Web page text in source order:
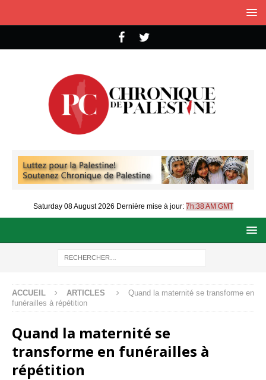
Saturday 08 August 2026 Dernière mise à jour: 7h:38 AM GMT
ACCUEIL ARTICLES
Quand la maternité se transforme en
funérailles à répétition
Quand la maternité se
transforme en funérailles à
répétition